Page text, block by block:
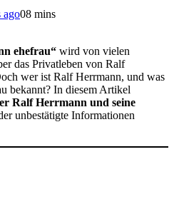
ago08 mins
ehefrau“ wird von vielen
das Privatleben von Ralf
wer ist Ralf Herrmann, und was
bekannt? In diesem Artikel
Ralf Herrmann und seine
unbestätigte Informationen